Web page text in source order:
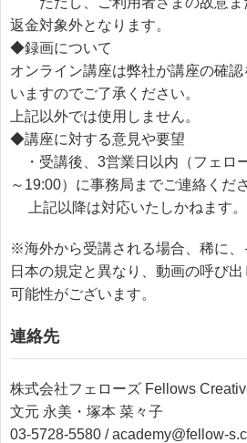
返金対象外となります。
◆録画について
オンライン講座は弊社が講座の確
いますのでご了承ください。
上記以外では使用しません。
◆講座に対する意見や要望
・受講後、3営業日以内（フェロ
～19:00）に事務局までご連絡くださ
上記以降は対応いたしかねます。
※海外から受講される場合、稀に
日本の規定と異なり、動画の呼び
可能性がございます。
連絡先
株式会社フェローズ Fellows
文元 永美・塚本 菜々子
03-5728-5580 / academy@fellow-